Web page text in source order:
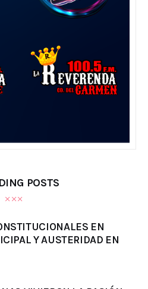
POSTS
EN
Y AUSTERIDAD EN